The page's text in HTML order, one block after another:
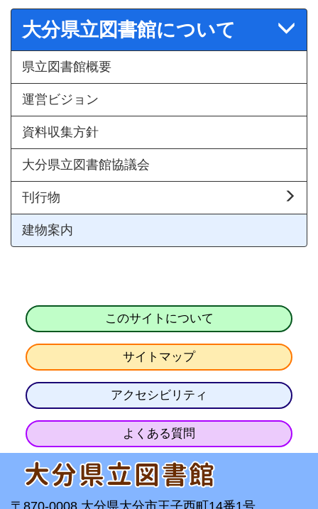
大分県立図書館について
県立図書館概要
運営ビジョン
資料収集方針
大分県立図書館協議会
刊行物
建物案内
このサイトについて
サイトマップ
アクセシビリティ
よくある質問
〒870-0008 大分県大分市王子西町14番1号